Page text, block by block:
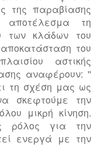
της παραβίασης
αποτέλεσμα τη
των κλάδων του
του
αστικής
αναφέρουν: ''
τη σχέση μας ως
σκεφτούμε την
μικρή κίνηση.
ρόλος για την
ενεργά με την